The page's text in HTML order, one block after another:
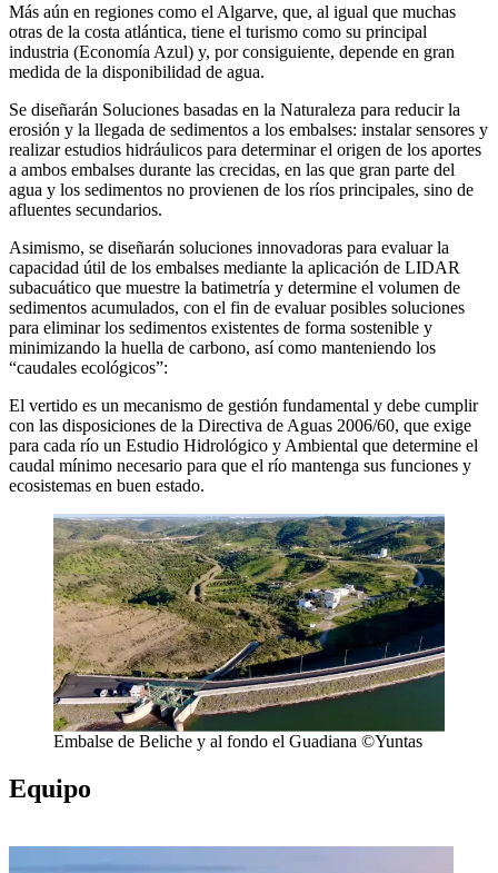
Más aún en regiones como el Algarve, que, al igual que muchas
otras de la costa atlántica, tiene el turismo como su principal
industria (Economía Azul) y, por consiguiente, depende en gran
medida de la disponibilidad de agua.
Se diseñarán Soluciones basadas en la Naturaleza para reducir la
erosión y la llegada de sedimentos a los embalses: instalar sensores y
realizar estudios hidráulicos para determinar el origen de los aportes
a ambos embalses durante las crecidas, en las que gran parte del
agua y los sedimentos no provienen de los ríos principales, sino de
afluentes secundarios.
Asimismo, se diseñarán soluciones innovadoras para evaluar la
capacidad útil de los embalses mediante la aplicación de LIDAR
subacuático que muestre la batimetría y determine el volumen de
sedimentos acumulados, con el fin de evaluar posibles soluciones
para eliminar los sedimentos existentes de forma sostenible y
minimizando la huella de carbono, así como manteniendo los
“caudales ecológicos”:
El vertido es un mecanismo de gestión fundamental y debe cumplir
con las disposiciones de la Directiva de Aguas 2006/60, que exige
para cada río un Estudio Hidrológico y Ambiental que determine el
caudal mínimo necesario para que el río mantenga sus funciones y
ecosistemas en buen estado.
Embalse de Beliche y al fondo el Guadiana ©Yuntas
Equipo